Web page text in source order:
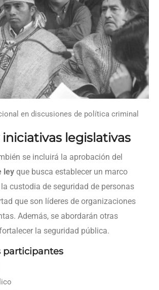
en discusiones de política criminal
legislativas
se incluirá la aprobación del
ley que busca establecer un marco
custodia de seguridad de personas
que son líderes de organizaciones
Además, se abordarán otras
la seguridad pública.
participantes